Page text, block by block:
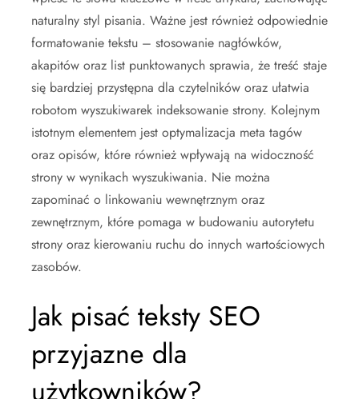
naturalny styl pisania. Ważne jest również odpowiednie
formatowanie tekstu – stosowanie nagłówków,
akapitów oraz list punktowanych sprawia, że treść staje
się bardziej przystępna dla czytelników oraz ułatwia
robotom wyszukiwarek indeksowanie strony. Kolejnym
istotnym elementem jest optymalizacja meta tagów
oraz opisów, które również wpływają na widoczność
strony w wynikach wyszukiwania. Nie można
zapominać o linkowaniu wewnętrznym oraz
zewnętrznym, które pomaga w budowaniu autorytetu
strony oraz kierowaniu ruchu do innych wartościowych
zasobów.
Jak pisać teksty SEO
przyjazne dla